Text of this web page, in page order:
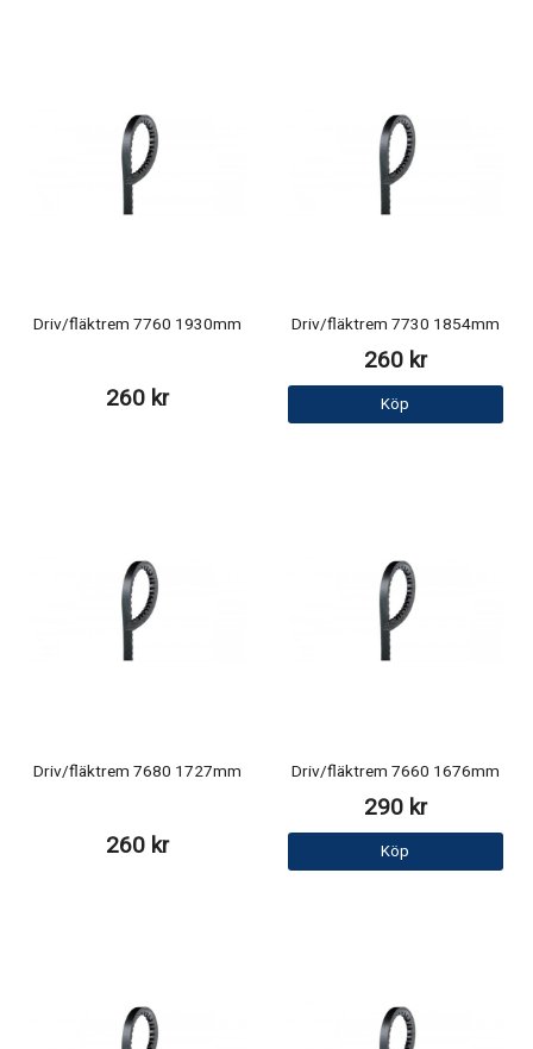
Driv/fläktrem 7760 1930mm
260 kr
Driv/fläktrem 7730 1854mm
260 kr
Köp
Driv/fläktrem 7680 1727mm
260 kr
Driv/fläktrem 7660 1676mm
290 kr
Köp